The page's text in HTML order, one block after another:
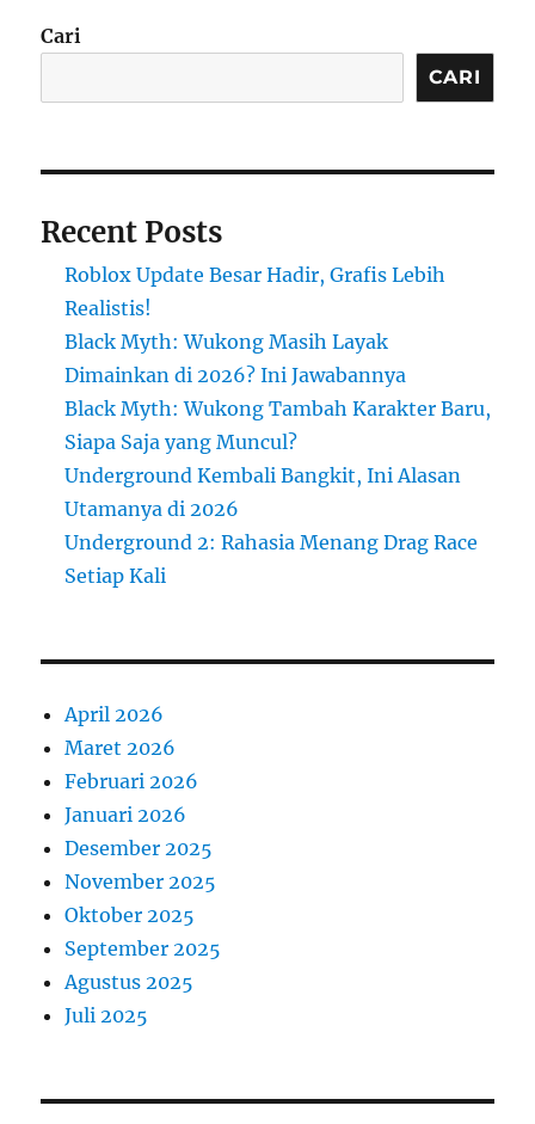
Cari
CARI
Recent Posts
Roblox Update Besar Hadir, Grafis Lebih
Realistis!
Black Myth: Wukong Masih Layak
Dimainkan di 2026? Ini Jawabannya
Black Myth: Wukong Tambah Karakter Baru,
Siapa Saja yang Muncul?
Underground Kembali Bangkit, Ini Alasan
Utamanya di 2026
Underground 2: Rahasia Menang Drag Race
Setiap Kali
April 2026
Maret 2026
Februari 2026
Januari 2026
Desember 2025
November 2025
Oktober 2025
September 2025
Agustus 2025
Juli 2025